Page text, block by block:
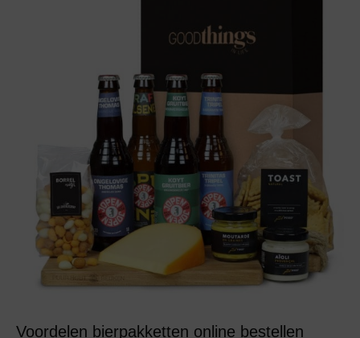
Voordelen bierpakketten online bestellen